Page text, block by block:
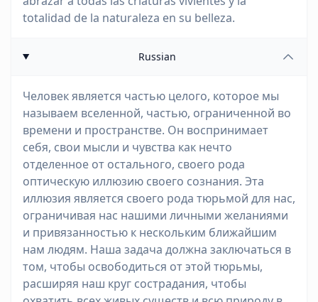
totalidad de la naturaleza en su belleza.
Russian
Человек является частью целого, которое мы
называем вселенной, частью, ограниченной во
времени и пространстве. Он воспринимает
себя, свои мысли и чувства как нечто
отделенное от остального, своего рода
оптическую иллюзию своего сознания. Эта
иллюзия является своего рода тюрьмой для нас,
ограничивая нас нашими личными желаниями
и привязанностью к нескольким ближайшим
нам людям. Наша задача должна заключаться в
том, чтобы освободиться от этой тюрьмы,
расширяя наш круг сострадания, чтобы